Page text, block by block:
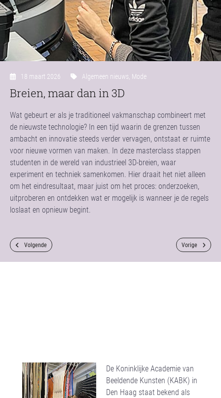
18 maart 2026 Algemeen nieuws, Mode
Breien, maar dan in 3D
Wat gebeurt er als je traditioneel vakmanschap combineert met
de nieuwste technologie? In een tijd waarin de grenzen tussen
ambacht en innovatie steeds verder vervagen, ontstaat er ruimte
voor nieuwe vormen van maken. In deze masterclass stappen
studenten in de wereld van industrieel 3D-breien, waar
experiment en techniek samenkomen. Hier draait het niet alleen
om het eindresultaat, maar juist om het proces: onderzoeken,
uitproberen en ontdekken wat er mogelijk is wanneer je de regels
loslaat en opnieuw begint.
Volgende Vorige
De Koninklijke Academie van
Beeldende Kunsten (KABK) in
Den Haag staat bekend als